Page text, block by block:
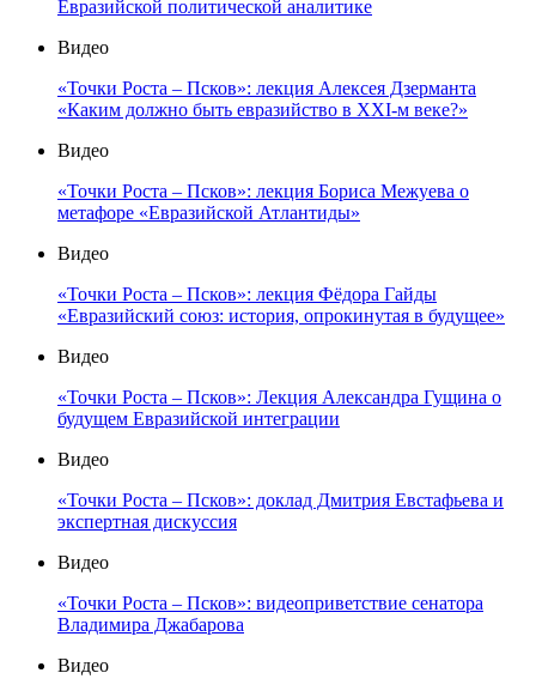
Евразийской политической аналитике
Видео
«Точки Роста – Псков»: лекция Алексея Дзерманта
«Каким должно быть евразийство в XXI-м веке?»
Видео
«Точки Роста – Псков»: лекция Бориса Межуева о
метафоре «Евразийской Атлантиды»
Видео
«Точки Роста – Псков»: лекция Фёдора Гайды
«Евразийский союз: история, опрокинутая в будущее»
Видео
«Точки Роста – Псков»: Лекция Александра Гущина о
будущем Евразийской интеграции
Видео
«Точки Роста – Псков»: доклад Дмитрия Евстафьева и
экспертная дискуссия
Видео
«Точки Роста – Псков»: видеоприветствие сенатора
Владимира Джабарова
Видео